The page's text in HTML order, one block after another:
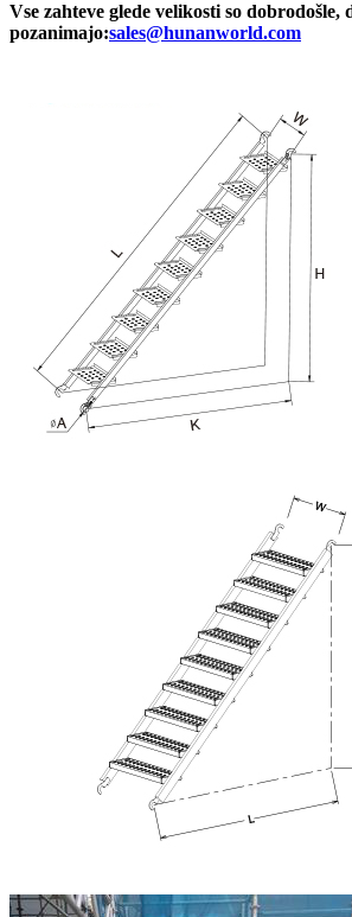
Vse zahteve glede velikosti so dobrodošle,
pozanimajo:sales@hunanworld.com